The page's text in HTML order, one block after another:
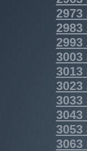
2973
2983
2993
3003
3013
3023
3033
3043
3053
3063